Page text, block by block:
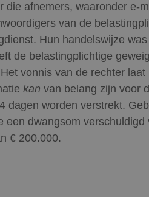
die afnemers, waaronder e-
van de
Hun handelswijze
de belastingplichtige
vonnis van de rechter laat
kan van belang zijn voor
dagen worden verstrekt.
een dwangsom verschuldigd
€ 200.000.